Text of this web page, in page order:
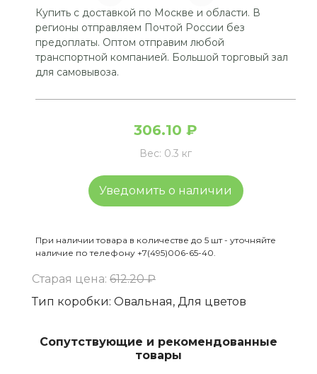
Купить с доставкой по Москве и области. В
регионы отправляем Почтой России без
предоплаты. Оптом отправим любой
транспортной компанией. Большой торговый зал
для самовывоза.
306.10 ₽
Вес: 0.3 кг
Уведомить о наличии
При наличии товара в количестве до 5 шт - уточняйте
наличие по телефону +7(495)006-65-40.
Старая цена: 612.20 ₽
Тип коробки: Овальная, Для цветов
Сопутствующие и рекомендованные
товары